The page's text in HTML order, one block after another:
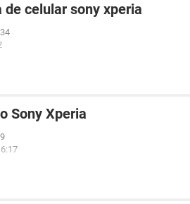
de celular sony xperia
Sony Xperia